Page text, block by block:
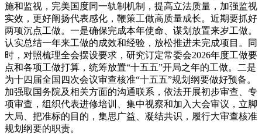
施和监视，完美国度同一轨制机制，提高立法质量，加强监视
实效，更好阐扬代表感化，鞭策工做高质量成长。近期要抓好
两项沉点工做。一是确保完成本年使命、谋划放置来岁工做。
认实总结一年来工做的成效和经验，放松推进未完成项目。同
时，对照梳理全会摆设要求，研究订定常委会2026年度工做要
点和各项工做打算，统筹放置“十五五”开局之年的工做。二是
为十四届全国四次会议审查核准“十五五”规划纲要做好预备。
加强取国务院及相关方面的沟通联系，依法开展初步审查、专
项审查，组织代表进修培训、集中视察和加入大会审议，立脚
大局、把准标的目的，集思广益、凝结共识，履行大审查核准
规划纲要的职责。